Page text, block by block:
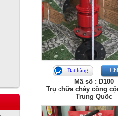
Đặt hàng
Mã số : D100
Trụ chữa cháy công
Trung Quốc